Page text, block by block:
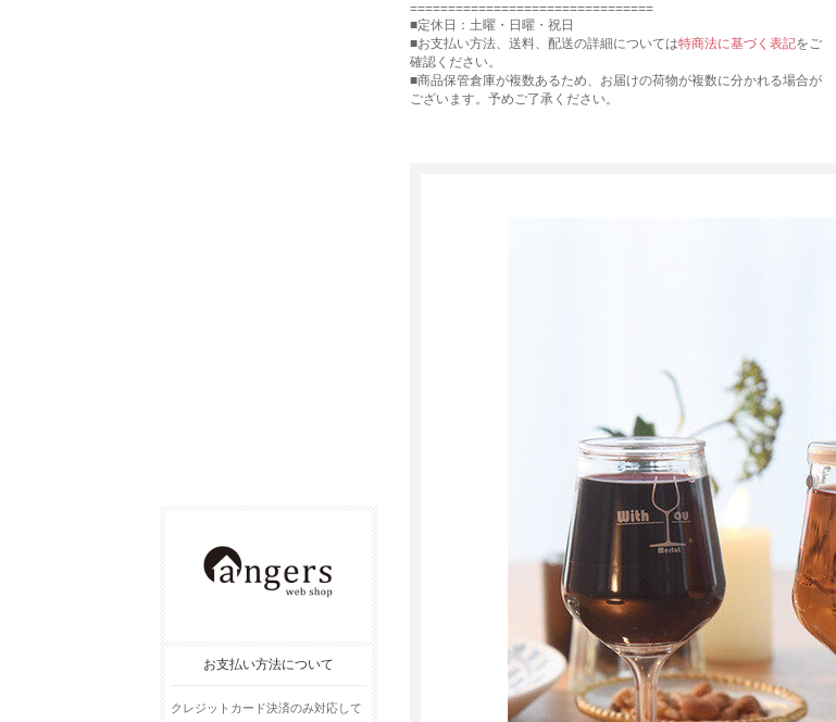
お支払い方法について
クレジットカード決済のみ対応して
================================
■定休日：土曜・日曜・祝日
■お支払い方法、送料、配送の詳細については特商法に基づく表記をご
確認ください。
■商品保管倉庫が複数あるため、お届けの荷物が複数に分かれる場合が
ございます。予めご了承ください。